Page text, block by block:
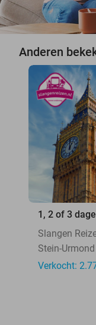
Anderen
1, 2 of 3
Slangen
Stein-
Verkocht: